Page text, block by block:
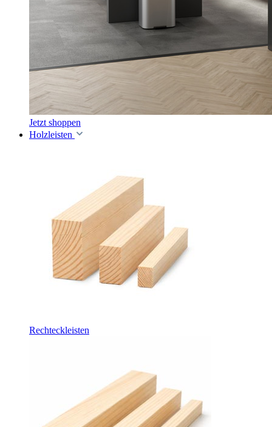
Jetzt shoppen
Holzleisten
Rechteckleisten